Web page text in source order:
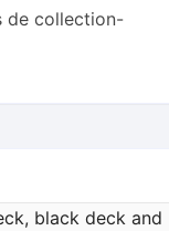
de collection-
black deck and